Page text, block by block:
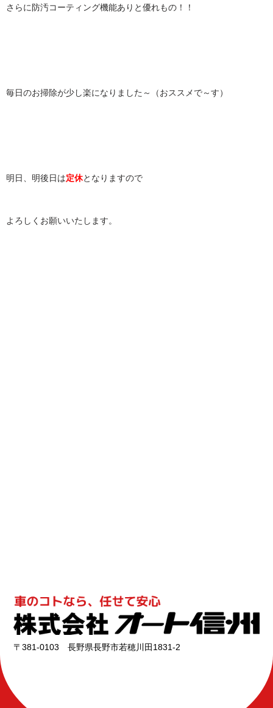
さらに防汚コーティング機能ありと優れもの！！
毎日のお掃除が少し楽になりました～（おススメで～す）
明日、明後日は定休となりますので
よろしくお願いいたします。
〒381-0103 長野県長野市若穂川田1831-2